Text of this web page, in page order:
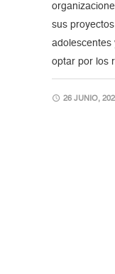
sus
adolescentes
optar por los
26 JUNIO,